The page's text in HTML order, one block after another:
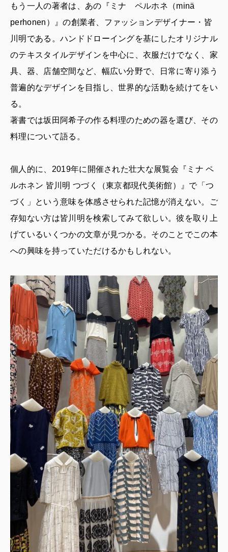
もう一人の著者は、あの『ミナ ペルホネ（minä
perhonen）』の創業者、ファッションデザイナー・皆
川明である。ハンドドローイングを基にしたオリジナル
のテキスタイルデザインを中心に、衣服だけでなく、家
具、器、店舗空間など、幅広い分野で、日常に寄り添う
普遍的なデザインを目指し、世界的な活動を続けてをい
る。
著書では坂田阿希子の作る料理のための器を選び、その
料理について語る。
個人的に、2019年に開催された壮大な展覧会『ミナ ペ
ルホネン 皆川明 つづく（東京都現代美術館）』で「つ
づく」という意味を体感させられた記憶が消えない。ご
存知ない方は皆川明を検索してみて欲しい。彼を取り上
げているいくつかの文章が見つかる。そのことでこの本
への興味を持っていただけるかもしれない。